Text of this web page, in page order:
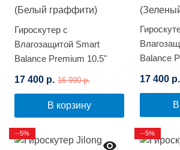
Гироскутер с
Влагозащитой Smart
Balance Premium 10.5"
(Белый граффити)
17 400 р. 16 990 р.
В корзину
Balance
(Зеленый
17 400 р.
--5% --5%